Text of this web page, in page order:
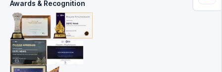
Awards & Recognition